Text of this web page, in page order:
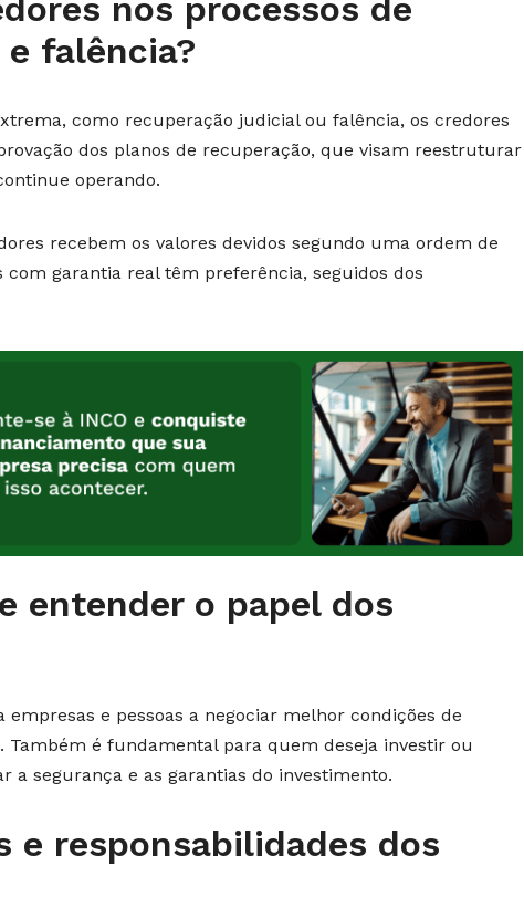
nos processos de
falência?
como recuperação judicial ou falência, os credores
dos planos de recuperação, que visam reestruturar
operando.
recebem os valores devidos segundo uma ordem de
garantia real têm preferência, seguidos dos
entender o papel dos
e pessoas a negociar melhor condições de
é fundamental para quem deseja investir ou
a segurança e as garantias do investimento.
e responsabilidades dos